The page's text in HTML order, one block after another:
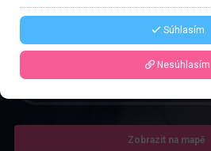
Řekněte že voláte z webu
4.0 Recenze: 1
Zobrazit na mapě
Súhlasím
Nesúhlasím